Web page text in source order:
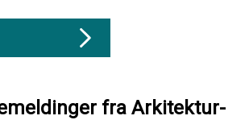
fra Arkitektur-